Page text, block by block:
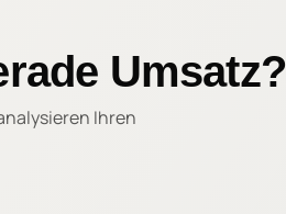
Umsatz?
Ihren